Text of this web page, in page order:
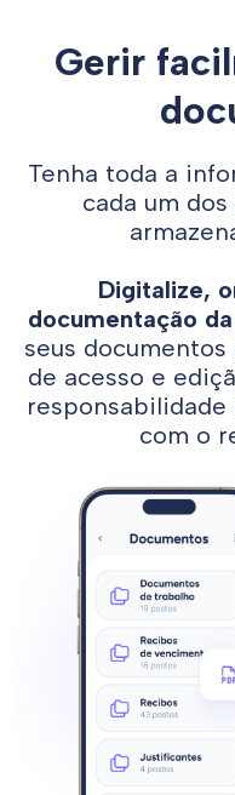
Gerir
Tenha toda a
cada um
Digitalize,
documentação
seus
de acesso e
com o